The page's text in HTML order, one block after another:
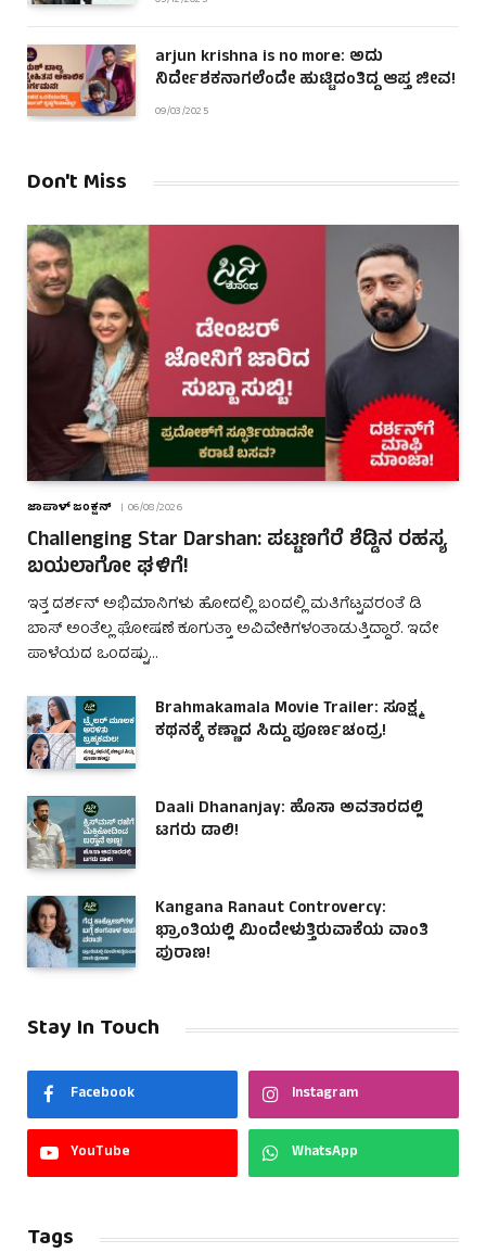
arjun krishna is no more: ಅದು
ನಿರ್ದೇಶಕನಾಗಲೆಂದೇ ಹುಟ್ಟಿದಂತಿದ್ದ ಆಪ್ತ ಜೀವ!
09/03/2025
Don't Miss
ಜಾಪಾಳ್ ಜಂಕ್ಷನ್ 06/08/2026
Challenging Star Darshan: ಪಟ್ಟಣಗೆರೆ ಶೆಡ್ಡಿನ ರಹಸ್ಯ
ಬಯಲಾಗೋ ಘಳಿಗೆ!
ಇತ್ತ ದರ್ಶನ್ ಅಭಿಮಾನಿಗಳು ಹೋದಲ್ಲಿ ಬಂದಲ್ಲಿ ಮತಿಗೆಟ್ಟವರಂತೆ ಡಿ
ಬಾಸ್ ಅಂತೆಲ್ಲ ಘೋಷಣೆ ಕೂಗುತ್ತಾ ಅವಿವೇಕಿಗಳಂತಾಡುತ್ತಿದ್ದಾರೆ. ಇದೇ
ಪಾಳೆಯದ ಒಂದಷ್ಟು…
Brahmakamala Movie Trailer: ಸೂಕ್ಷ್ಮ
ಕಥನಕ್ಕೆ ಕಣ್ಣಾದ ಸಿದ್ದು ಪೂರ್ಣಚಂದ್ರ!
Daali Dhananjay: ಹೊಸಾ ಅವತಾರದಲ್ಲಿ
ಟಗರು ಡಾಲಿ!
Kangana Ranaut Controvercy:
ಭ್ರಾಂತಿಯಲ್ಲಿ ಮಿಂದೇಳುತ್ತಿರುವಾಕೆಯ ವಾಂತಿ
ಪುರಾಣ!
Stay In Touch
Facebook Instagram
YouTube WhatsApp
Tags